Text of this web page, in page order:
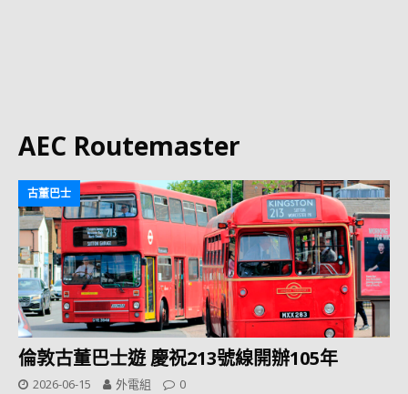
AEC Routemaster
古董巴士
倫敦古董巴士遊 慶祝213號線開辦105年
2026-06-15 外電組 0